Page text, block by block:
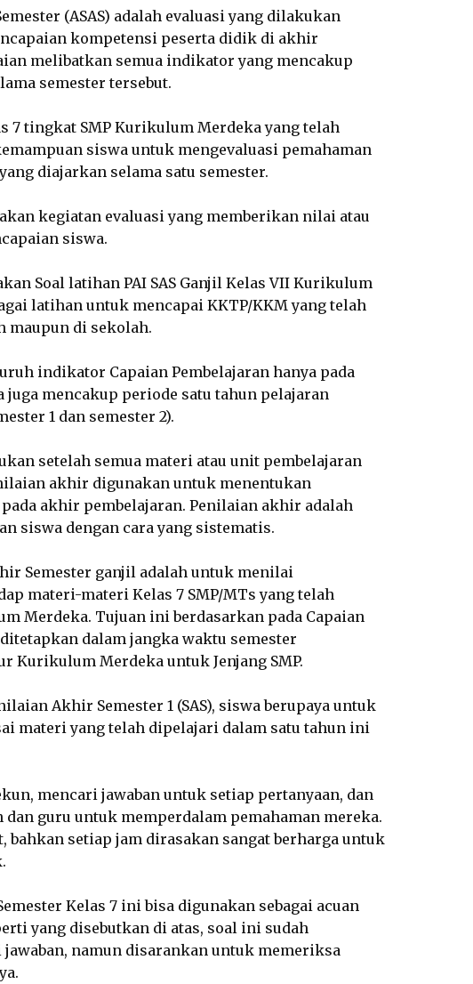
(ASAS) adalah evaluasi yang dilakukan
kompetensi peserta didik di akhir
melibatkan semua indikator yang mencakup
semester tersebut.
7 tingkat SMP Kurikulum Merdeka yang telah
siswa untuk mengevaluasi pemahaman
diajarkan selama satu semester.
kegiatan evaluasi yang memberikan nilai atau
siswa.
Soal latihan PAI SAS Ganjil Kelas VII Kurikulum
latihan untuk mencapai KKTP/KKM yang telah
maupun di sekolah.
indikator Capaian Pembelajaran hanya pada
juga mencakup periode satu tahun pelajaran
1 dan semester 2).
setelah semua materi atau unit pembelajaran
akhir digunakan untuk menentukan
akhir pembelajaran. Penilaian akhir adalah
siswa dengan cara yang sistematis.
Semester ganjil adalah untuk menilai
materi-materi Kelas 7 SMP/MTs yang telah
Merdeka. Tujuan ini berdasarkan pada Capaian
dalam jangka waktu semester
Kurikulum Merdeka untuk Jenjang SMP.
Akhir Semester 1 (SAS), siswa berupaya untuk
materi yang telah dipelajari dalam satu tahun ini
mencari jawaban untuk setiap pertanyaan, dan
guru untuk memperdalam pemahaman mereka.
bahkan setiap jam dirasakan sangat berharga untuk
Kelas 7 ini bisa digunakan sebagai acuan
yang disebutkan di atas, soal ini sudah
namun disarankan untuk memeriksa